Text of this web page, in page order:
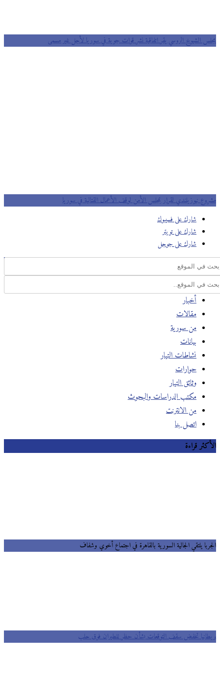
مجلس الشيوخ الروسي يقر اتفاقية نشر قوات جوية في سوريا لأجل غير مسمى
مشروع نيوزيلندي لقرار بمجلس الأمن لوقف الأعمال القتالية في سوريا
شارك على فسيبوك
شارك على تويتر
شارك على جوجل
أخبار
مقالات
من سورية
بيانات
نشاطات التيار
حوارات
وثائق التيار
مكتب الدراسات والبحوث
من الانترنت
اتصل بنا
الأكثر قراءة
الجربا يلتقي الجالية السورية بالقاهرة في اجتماع أخوي وشفاف
بريطانيا تخفض سقف التوقعات بشأن حظر للطيران فوق حلب